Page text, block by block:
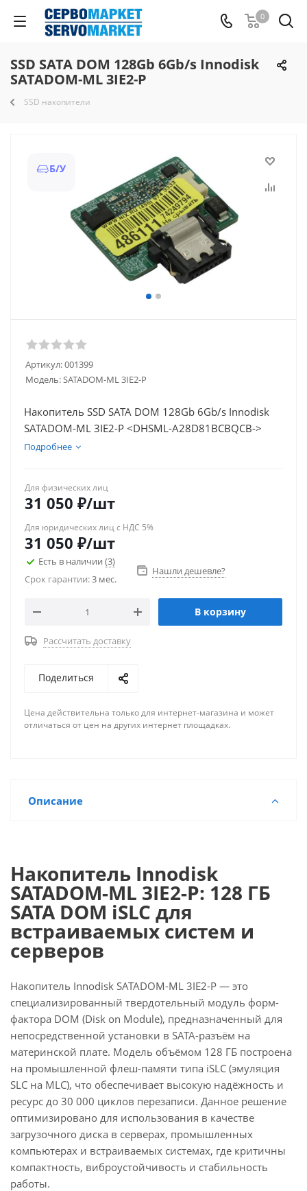
0
SSD SATA DOM 128Gb 6Gb/s Innodisk
SATADOM-ML 3IE2-P
SSD накопители
Б/У
Артикул:001399
Модель:SATADOM-ML 3IE2-P
Накопитель SSD SATA DOM 128Gb 6Gb/s Innodisk
SATADOM-ML 3IE2-P <DHSML-A28D81BCBQCB->
Подробнее
Для физических лиц
31 050 ₽/шт
Для юридических лиц с НДС 5%
31 050 ₽/шт
Есть в наличии (3)
Срок гарантии:3 мес.
Нашли дешевле?
В корзину
Рассчитать доставку
Поделиться
Цена действительна только для интернет-магазина и может
отличаться от цен на других интернет площадках.
Описание
Накопитель Innodisk
SATADOM-ML 3IE2-P: 128 ГБ
SATA DOM iSLC для
встраиваемых систем и
серверов
Накопитель Innodisk SATADOM-ML 3IE2-P — это
специализированный твердотельный модуль форм-
фактора DOM (Disk on Module), предназначенный для
непосредственной установки в SATA-разъём на
материнской плате. Модель объёмом 128 ГБ построена
на промышленной флеш-памяти типа iSLC (эмуляция
SLC на MLC), что обеспечивает высокую надёжность и
ресурс до 30 000 циклов перезаписи. Данное решение
оптимизировано для использования в качестве
загрузочного диска в серверах, промышленных
компьютерах и встраиваемых системах, где критичны
компактность, виброустойчивость и стабильность
работы.